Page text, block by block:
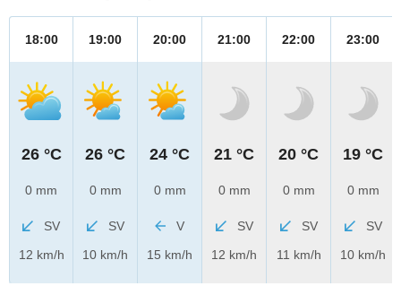
18:00
26 °C
0 mm
SV
12 km/h
19:00
26 °C
0 mm
SV
10 km/h
20:00
24 °C
0 mm
V
15 km/h
21:00
21 °C
0 mm
SV
12 km/h
22:00
20 °C
0 mm
SV
11 km/h
23:00
19 °C
0 mm
SV
10 km/h